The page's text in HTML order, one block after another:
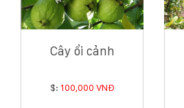
Cây ổi cảnh
$: 100,000 VNĐ